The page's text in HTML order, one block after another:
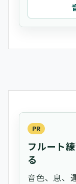
PR
フルート
る
音色、息、